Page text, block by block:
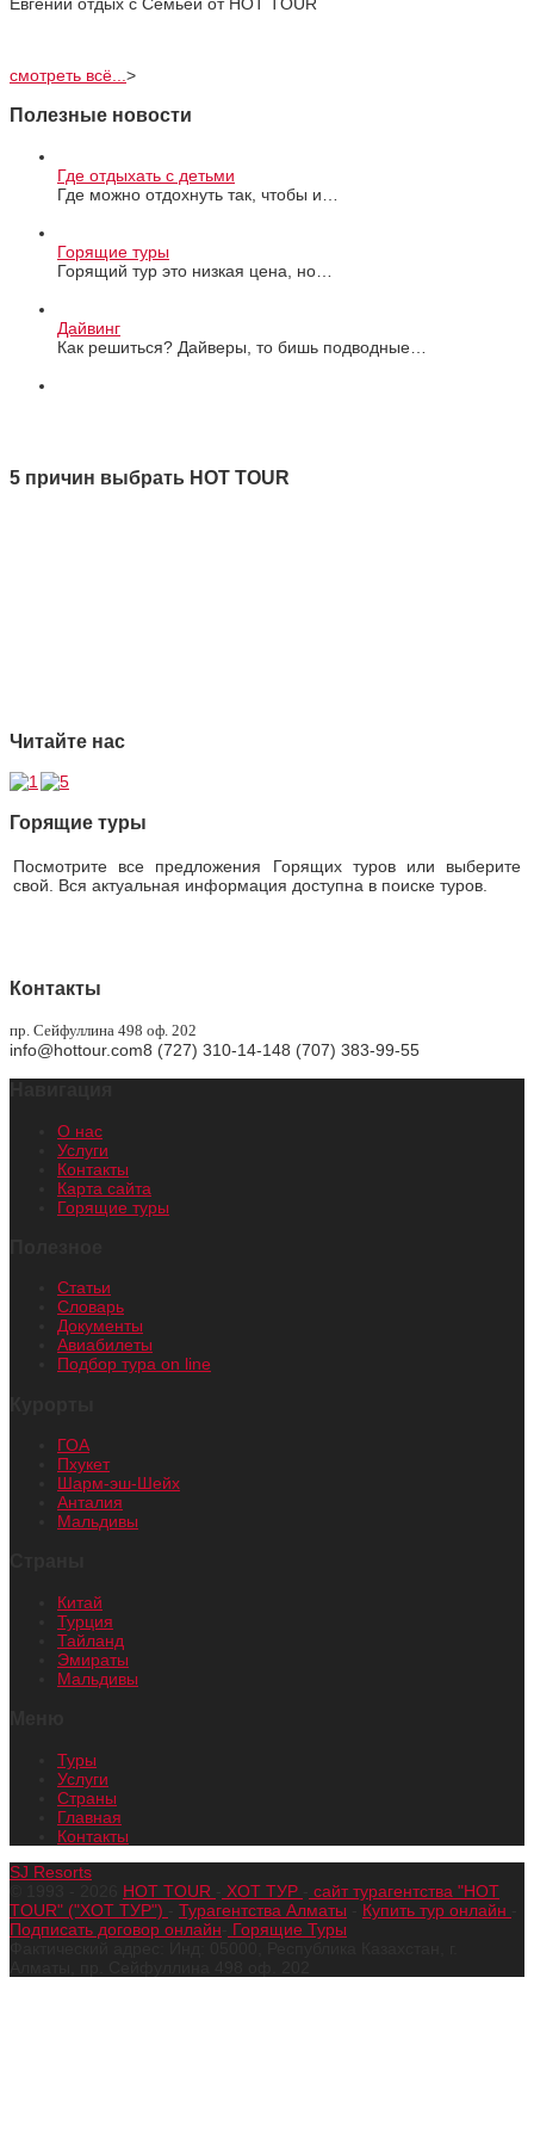
смотреть всё... >
Полезные новости
Где отдыхать с детьми
Где можно отдохнуть так, чтобы и…
Горящие туры
Горящий тур это низкая цена, но…
Дайвинг
Как решиться? Дайверы, то бишь подводные…
5 причин выбрать HOT TOUR
Читайте нас
Горящие туры
Посмотрите все предложения Горящих туров или выберите
свой. Вся актуальная информация доступна в поиске туров.
Контакты
пр. Сейфуллина 498 оф. 202
info@hottour.com8 (727) 310-14-148 (707) 383-99-55
О нас
Услуги
Контакты
Карта сайта
Горящие туры
Статьи
Словарь
Документы
Авиабилеты
Подбор тура on line
ГОА
Пхукет
Шарм-эш-Шейх
Анталия
Мальдивы
Китай
Турция
Тайланд
Эмираты
Мальдивы
Туры
Услуги
Страны
Главная
Контакты
SJ Resorts
HOT TOUR ХОТ ТУР
сайт турагентства "HOT
TOUR" ("ХОТ ТУР")
Турагентства Алматы Купить тур онлайн
Подписать договор онлайн
Горящие Туры